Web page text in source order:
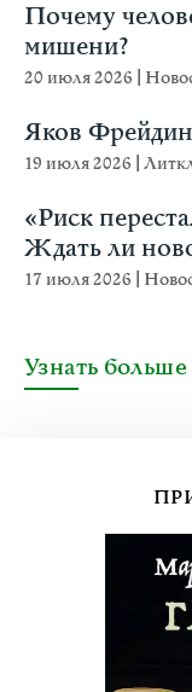
Почему
мишени?
20 июля 2026
Яков
19 июля 2026
«Риск
Ждать ли
17 июля 2026
Узнать больше